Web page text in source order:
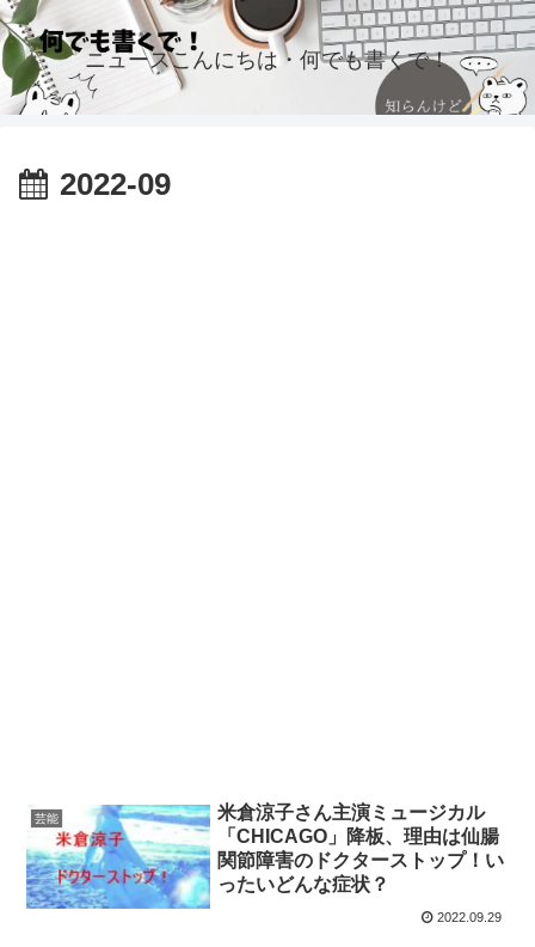
ニュースこんにちは・何でも書くで！
2022-09
芸能
米倉涼子さん主演ミュージカル
「CHICAGO」降板、理由は仙腸
関節障害のドクターストップ！い
ったいどんな症状？
2022.09.29